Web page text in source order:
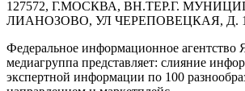
127572, Г.МОСКВА, ВН.ТЕР.Г.
ЛИАНОЗОВО, УЛ ЧЕРЕПОВЕЦКАЯ, Д.
Федеральное информационное
медиагруппа представляет: слияние
экспертной информации по 100